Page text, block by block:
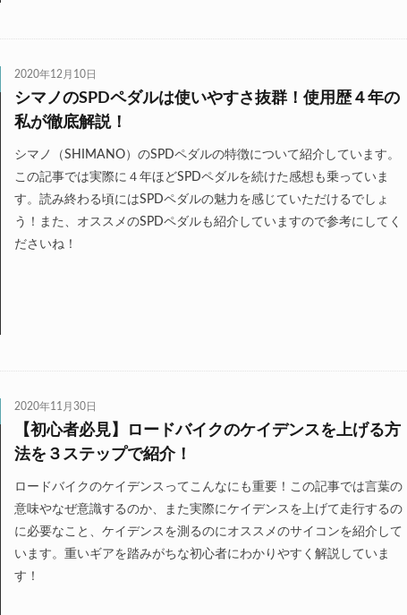
2020年12月10日
シマノのSPDペダルは使いやすさ抜群！使用歴４年の
私が徹底解説！
シマノ（SHIMANO）のSPDペダルの特徴について紹介しています。
この記事では実際に４年ほどSPDペダルを続けた感想も乗っていま
す。読み終わる頃にはSPDペダルの魅力を感じていただけるでしょ
う！また、オススメのSPDペダルも紹介していますので参考にしてく
ださいね！
2020年11月30日
【初心者必見】ロードバイクのケイデンスを上げる方
法を３ステップで紹介！
ロードバイクのケイデンスってこんなにも重要！この記事では言葉の
意味やなぜ意識するのか、また実際にケイデンスを上げて走行するの
に必要なこと、ケイデンスを測るのにオススメのサイコンを紹介して
います。重いギアを踏みがちな初心者にわかりやすく解説していま
す！